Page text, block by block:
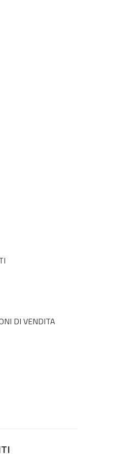
DI VENDITA